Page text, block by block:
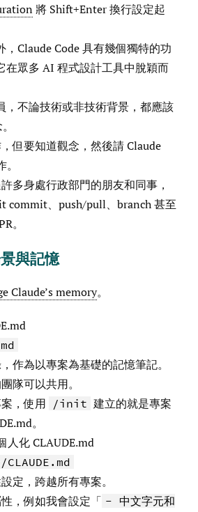
將 Shift+Enter 換行設定起
，Claude Code 具有幾個獨特的功
在眾多 AI 程式設計工具中脫穎而
，不論技術或非技術背景，都應該
但要知道觀念，然後請 Claude
多身處行政部門的朋友和同事，
commit、push/pull、branch 甚至
。
與記憶
Claude’s memory。
作為以專案為基礎的記憶筆記。
隊可以共用。
，使用
/init 建立的就是專案
。
人化 CLAUDE.md
定，跨越所有專案。
，例如我會設定「 - 中文字元和